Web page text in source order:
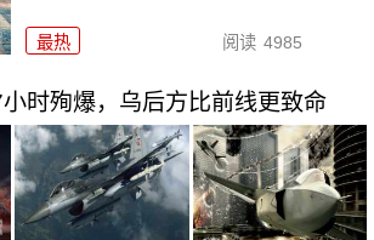
最热 阅读 4985
时殉爆，乌后方比前线更致命